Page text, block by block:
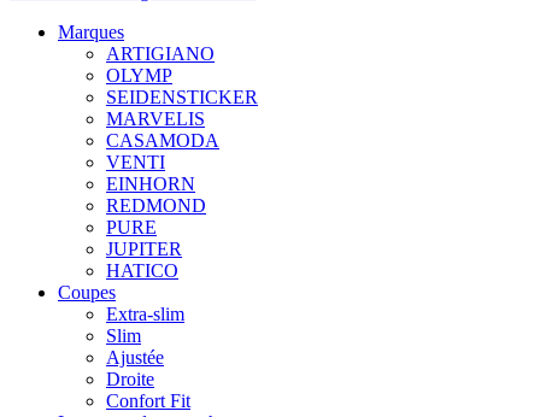
Marques
ARTIGIANO
OLYMP
SEIDENSTICKER
MARVELIS
CASAMODA
VENTI
EINHORN
REDMOND
PURE
JUPITER
HATICO
Coupes
Extra-slim
Slim
Ajustée
Droite
Confort Fit